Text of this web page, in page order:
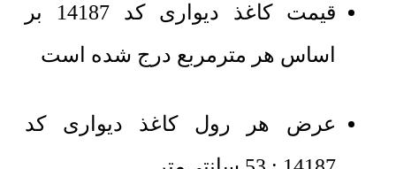
قیمت کاغذ دیواری کد 14187 بر
اساس هر مترمربع درج شده است
عرض هر رول کاغذ دیواری کد